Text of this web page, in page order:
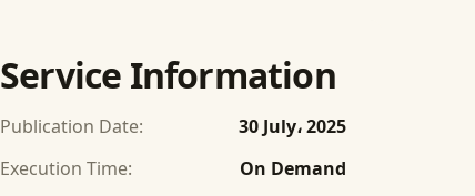
Service Information
Publication Date:
30 July، 2025
Execution Time:
On Demand